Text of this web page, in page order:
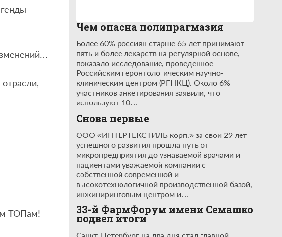
ТОПам!
Чем опасна полипрагмазия
Более 60% россиян старше 65 лет принимают
пять и более лекарств на регулярной основе,
показало исследование, проведенное
Российским геронтологическим научно-
клиническим центром (РГНКЦ). Около 6%
участников анкетирования заявили, что
используют 10…
Снова первые
ООО «ИНТЕРТЕКСТИЛЬ корп.» за свои 29 лет
успешного развития прошла путь от
микропредприятия до узнаваемой врачами и
пациентами уважаемой компании с
собственной современной и
высокотехнологичной производственной базой,
инжиниринговым центром и…
33-й ФармФорум имени Семашко
подвел итоги
Санкт-Петербург на два дня стал главной